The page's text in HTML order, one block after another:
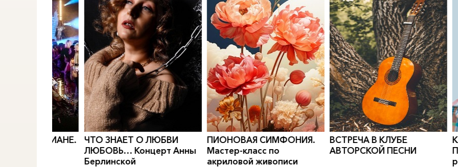
0">
ЧТО ЗНАЕТ О ЛЮБВИ
ЛЮБОВЬ… Концерт Анны
Берлинской
ПИОНОВАЯ СИМФОНИЯ.
Мастер-класс по
акриловой живописи
0">
ВСТРЕЧА В КЛУБЕ
АВТОРСКОЙ ПЕСНИ
0">